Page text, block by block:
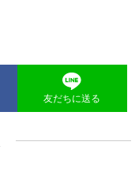
友だちに送る